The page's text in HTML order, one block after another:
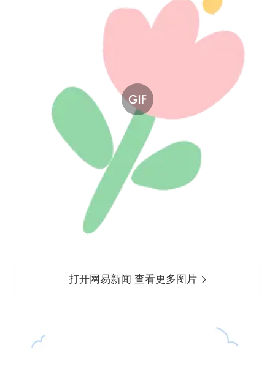
打开网易新闻 查看更多图片